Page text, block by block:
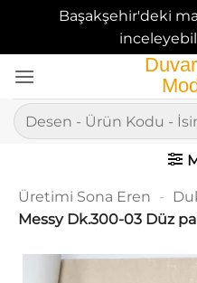
Başakşehir'deki
atla
Ara:
Üretimi Sona Eren -
Messy Dk.300-03 Düz